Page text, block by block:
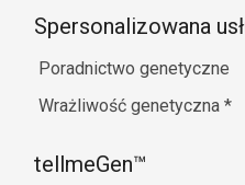
Spersonalizowana
Poradnictwo genetyczne
Wrażliwość genetyczna *
tellmeGen™